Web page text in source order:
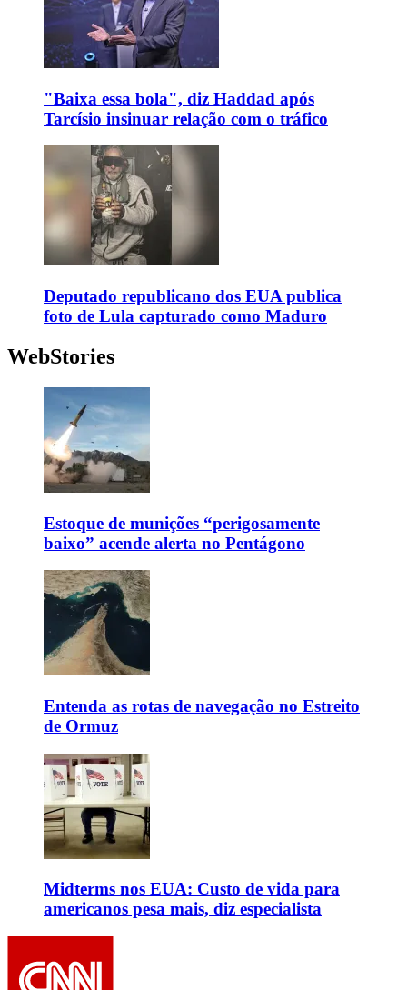
"Baixa essa bola", diz Haddad após
Tarcísio insinuar relação com o tráfico
Deputado republicano dos EUA publica
foto de Lula capturado como Maduro
WebStories
Estoque de munições “perigosamente
baixo” acende alerta no Pentágono
Entenda as rotas de navegação no Estreito
de Ormuz
Midterms nos EUA: Custo de vida para
americanos pesa mais, diz especialista